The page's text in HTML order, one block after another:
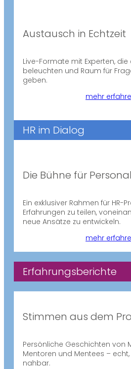
Austausch in Echtzeit
Live-Formate mit Experten, die
beleuchten und Raum für
geben.
mehr
HR im Dialog
Die Bühne für
Ein exklusiver Rahmen für HR-
Erfahrungen zu teilen,
neue Ansätze zu entwickeln.
mehr
Erfahrungsberichte
Stimmen aus dem
Persönliche Geschichten von
Mentoren und Mentees –
nahbar.